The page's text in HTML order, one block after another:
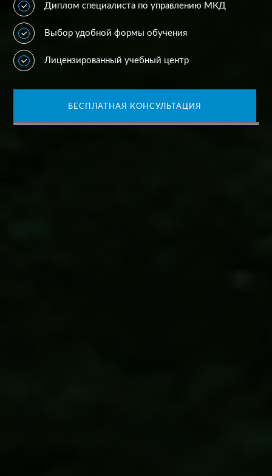
Диплом специалиста по управлению МКД
Выбор удобной формы обучения
Лицензированный учебный центр
БЕСПЛАТНАЯ КОНСУЛЬТАЦИЯ